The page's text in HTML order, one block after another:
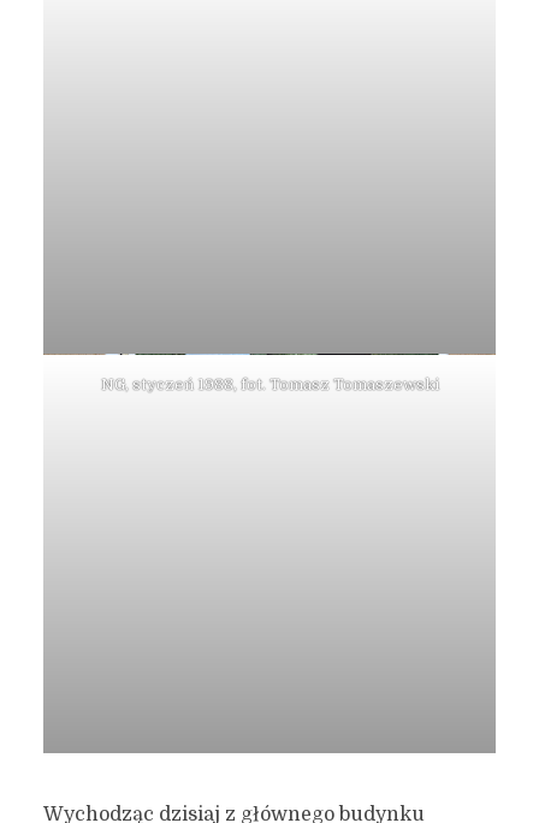
NG, styczeń 1988, fot. Tomasz Tomaszewski
Wychodząc dzisiaj z głównego budynku